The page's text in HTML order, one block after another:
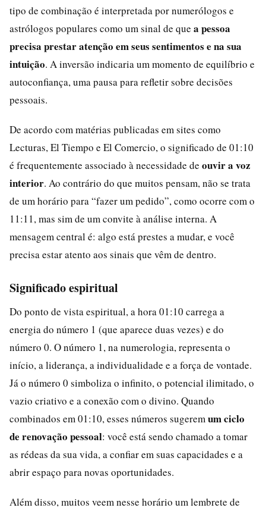
tipo de combinação é interpretada por numerólogos e
astrólogos populares como um sinal de que a pessoa
precisa prestar atenção em seus sentimentos e na sua
intuição. A inversão indicaria um momento de equilíbrio e
autoconfiança, uma pausa para refletir sobre decisões
pessoais.
De acordo com matérias publicadas em sites como
Lecturas, El Tiempo e El Comercio, o significado de 01:10
é frequentemente associado à necessidade de ouvir a voz
interior. Ao contrário do que muitos pensam, não se trata
de um horário para “fazer um pedido”, como ocorre com o
11:11, mas sim de um convite à análise interna. A
mensagem central é: algo está prestes a mudar, e você
precisa estar atento aos sinais que vêm de dentro.
Significado espiritual
Do ponto de vista espiritual, a hora 01:10 carrega a
energia do número 1 (que aparece duas vezes) e do
número 0. O número 1, na numerologia, representa o
início, a liderança, a individualidade e a força de vontade.
Já o número 0 simboliza o infinito, o potencial ilimitado, o
vazio criativo e a conexão com o divino. Quando
combinados em 01:10, esses números sugerem um ciclo
de renovação pessoal: você está sendo chamado a tomar
as rédeas da sua vida, a confiar em suas capacidades e a
abrir espaço para novas oportunidades.
Além disso, muitos veem nesse horário um lembrete de